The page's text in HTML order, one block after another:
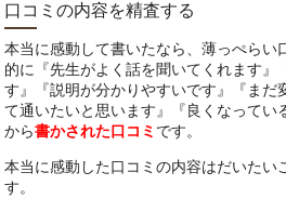
口コミの内容を精査する
本当に感動して書いたなら、薄っぺらい
的に『先生がよく話を聞いてくれます』
す』『説明が分かりやすいです』『まだ
て通いたいと思います』『良くなってい
から書かされた口コミ です。
本当に感動した口コミの内容はだいたい
す。